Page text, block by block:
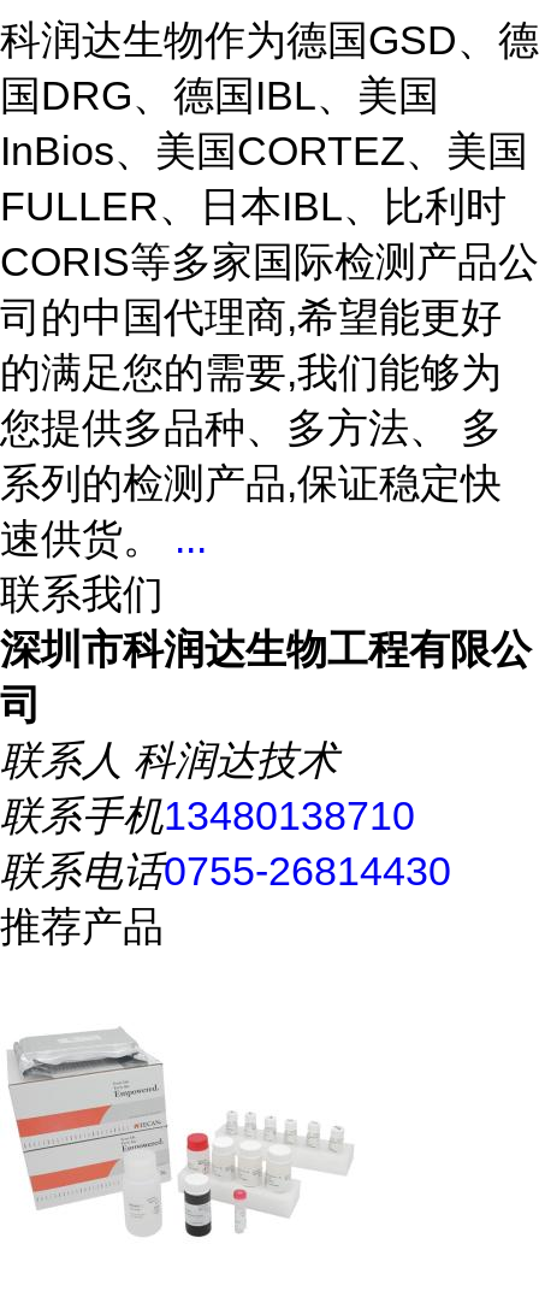
科润达生物作为德国GSD、德
国DRG、德国IBL、美国
InBios、美国CORTEZ、美国
FULLER、日本IBL、比利时
CORIS等多家国际检测产品公
司的中国代理商,希望能更好
的满足您的需要,我们能够为
您提供多品种、多方法、 多
系列的检测产品,保证稳定快
速供货。 ...
联系我们
深圳市科润达生物工程有限公
司
联系人 科润达技术
联系手机13480138710
联系电话0755-26814430
推荐产品